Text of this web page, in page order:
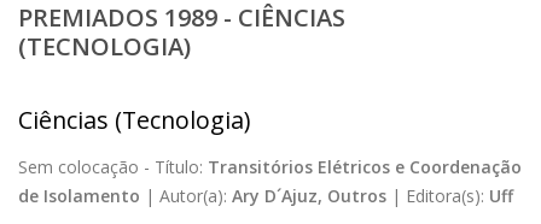
PREMIADOS 1989 - CIÊNCIAS
(TECNOLOGIA)
Ciências (Tecnologia)
Sem colocação - Título: Transitórios Elétricos e Coordenação
de Isolamento | Autor(a): Ary D´Ajuz, Outros | Editora(s): Uff